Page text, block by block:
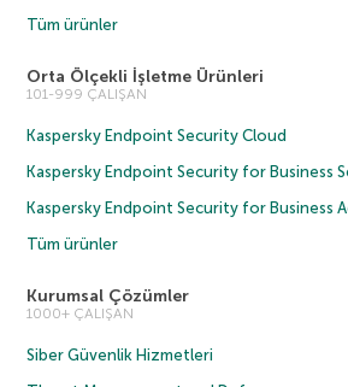
Tüm ürünler
Orta Ölçekli İşletme Ürünleri
101-999 ÇALIŞAN
Kaspersky Endpoint Security Cloud
Kaspersky Endpoint Security for Business
Kaspersky Endpoint Security for Business
Tüm ürünler
Kurumsal Çözümler
1000+ ÇALIŞAN
Siber Güvenlik Hizmetleri